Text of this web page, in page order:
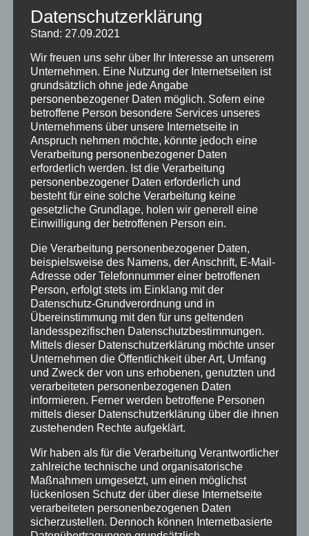
Unterschiedliche Brotzeitbretter mit
Wunschgravur
Holz-Schlüsselanhänger
Holzpostkarten
Kategorien
Aktion
Geschenkideen
Holzartikel
Holzschilder
Termine
Archiv
April 2023
Januar 2021
Juli 2020
März 2018
Dezember 2017
März 2017
November 2016
August 2016
Juli 2016
Datenschutzerklärung
Stand: 27.09.2021
Wir freuen uns sehr über Ihr Interesse an unserem
Unternehmen. Eine Nutzung der Internetseiten ist
grundsätzlich ohne jede Angabe
personenbezogener Daten möglich. Sofern eine
betroffene Person besondere Services unseres
Unternehmens über unsere Internetseite in
Anspruch nehmen möchte, könnte jedoch eine
Verarbeitung personenbezogener Daten
erforderlich werden. Ist die Verarbeitung
personenbezogener Daten erforderlich und
besteht für eine solche Verarbeitung keine
gesetzliche Grundlage, holen wir generell eine
Einwilligung der betroffenen Person ein.
Die Verarbeitung personenbezogener Daten,
beispielsweise des Namens, der Anschrift, E-Mail-
Adresse oder Telefonnummer einer betroffenen
Person, erfolgt stets im Einklang mit der
Datenschutz-Grundverordnung und in
Übereinstimmung mit den für uns geltenden
landesspezifischen Datenschutzbestimmungen.
Mittels dieser Datenschutzerklärung möchte unser
Unternehmen die Öffentlichkeit über Art, Umfang
und Zweck der von uns erhobenen, genutzten und
verarbeiteten personenbezogenen Daten
informieren. Ferner werden betroffene Personen
mittels dieser Datenschutzerklärung über die ihnen
zustehenden Rechte aufgeklärt.
Wir haben als für die Verarbeitung Verantwortlicher
zahlreiche technische und organisatorische
Maßnahmen umgesetzt, um einen möglichst
lückenlosen Schutz der über diese Internetseite
verarbeiteten personenbezogenen Daten
sicherzustellen. Dennoch können Internetbasierte